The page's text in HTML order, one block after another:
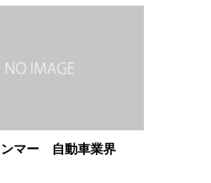
マー 自動車業界